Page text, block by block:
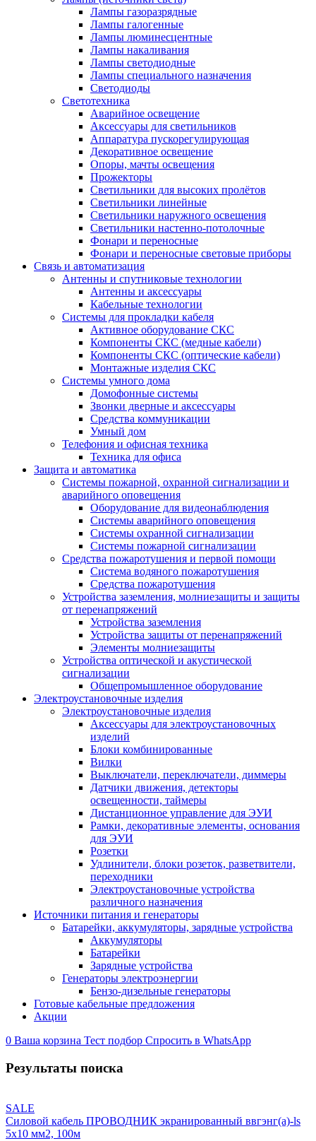
Лампы газоразрядные
Лампы галогенные
Лампы люминесцентные
Лампы накаливания
Лампы светодиодные
Лампы специального назначения
Светодиоды
Светотехника
Аварийное освещение
Аксессуары для светильников
Аппаратура пускорегулирующая
Декоративное освещение
Опоры, мачты освещения
Прожекторы
Светильники для высоких пролётов
Светильники линейные
Светильники наружного освещения
Светильники настенно-потолочные
Фонари и переносные
Фонари и переносные световые приборы
Связь и автоматизация
Антенны и спутниковые технологии
Антенны и аксессуары
Кабельные технологии
Системы для прокладки кабеля
Активное оборудование СКС
Компоненты СКС (медные кабели)
Компоненты СКС (оптические кабели)
Монтажные изделия СКС
Системы умного дома
Домофонные системы
Звонки дверные и аксессуары
Средства коммуникации
Умный дом
Телефония и офисная техника
Техника для офиса
Защита и автоматика
Системы пожарной, охранной сигнализации и
аварийного оповещения
Оборудование для видеонаблюдения
Системы аварийного оповещения
Системы охранной сигнализации
Системы пожарной сигнализации
Средства пожаротушения и первой помощи
Система водяного пожаротушения
Средства пожаротушения
Устройства заземления, молниезащиты и защиты
от перенапряжений
Устройства заземления
Устройства защиты от перенапряжений
Элементы молниезащиты
Устройства оптической и акустической
сигнализации
Общепромышленное оборудование
Электроустановочные изделия
Электроустановочные изделия
Аксессуары для электроустановочных
изделий
Блоки комбинированные
Вилки
Выключатели, переключатели, диммеры
Датчики движения, детекторы
освещенности, таймеры
Дистанционное управление для ЭУИ
Рамки, декоративные элементы, основания
для ЭУИ
Розетки
Удлинители, блоки розеток, разветвители,
переходники
Электроустановочные устройства
различного назначения
Источники питания и генераторы
Батарейки, аккумуляторы, зарядные устройства
Аккумуляторы
Батарейки
Зарядные устройства
Генераторы электроэнергии
Бензо-дизельные генераторы
Готовые кабельные предложения
Акции
0 Ваша корзина Тест подбор Спросить в WhatsApp
Результаты поиска
SALE
Силовой кабель ПРОВОДНИК экранированный ввгэнг(a)-ls
5x10 мм2, 100м